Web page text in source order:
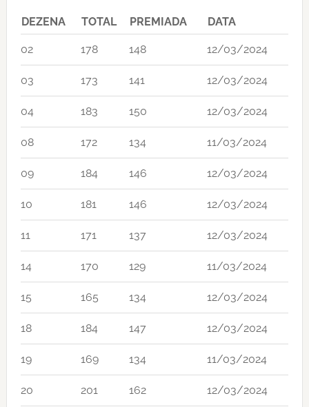
DEZENA TOTAL PREMIADA DATA
02 178 148 12/03/2024
03 173 141 12/03/2024
04 183 150 12/03/2024
08 172 134 11/03/2024
09 184 146 12/03/2024
10 181 146 12/03/2024
11 171 137 12/03/2024
14 170 129 11/03/2024
15 165 134 12/03/2024
18 184 147 12/03/2024
19 169 134 11/03/2024
20 201 162 12/03/2024